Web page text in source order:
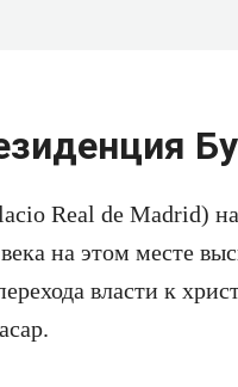
Real de Madrid)
на этом месте
власти к